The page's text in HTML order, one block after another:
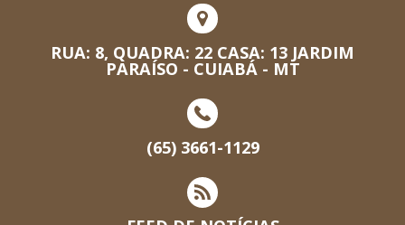
RUA: 8, QUADRA: 22 CASA: 13 JARDIM
PARAÍSO - CUIABÁ - MT
(65) 3661-1129